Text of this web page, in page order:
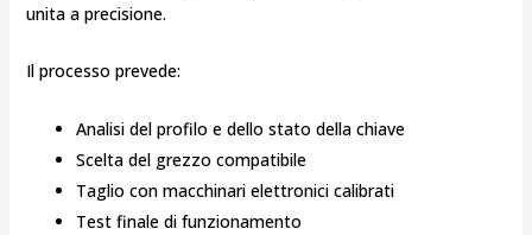
unita a precisione.
Il processo prevede:
Analisi del profilo e dello stato della chiave
Scelta del grezzo compatibile
Taglio con macchinari elettronici calibrati
Test finale di funzionamento